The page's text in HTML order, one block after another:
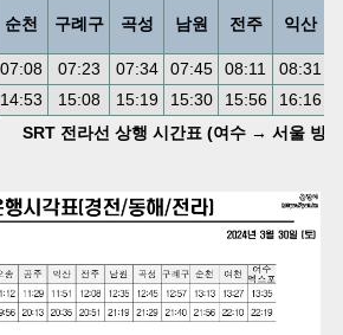
SRT 전라선 상행 시간표 (여수 → 서울 방
순천 구례구 곡성 남원 전주 익산
07:08 07:23 07:34 07:45 08:11 08:31
14:53 15:08 15:19 15:30 15:56 16:16